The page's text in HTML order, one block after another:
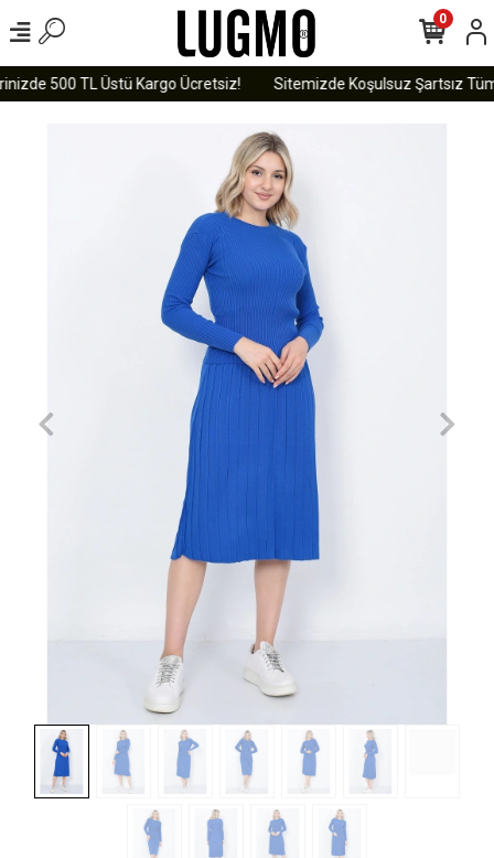
500 TL Üstü Kargo Ücretsiz! Sitemizde Koşulsuz Şartsız Tüm
0